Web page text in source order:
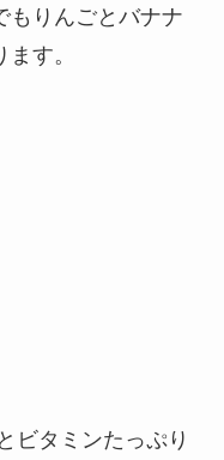
もりんごとバナナ
す。
タミンたっぷり